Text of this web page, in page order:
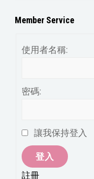
分
Member Service
使用者名稱:
密碼:
讓我保持登入
登入
註冊